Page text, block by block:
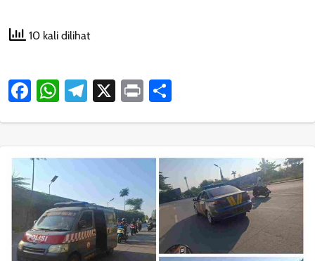
10 kali dilihat
Facebook
WhatsApp
Telegram
X Print